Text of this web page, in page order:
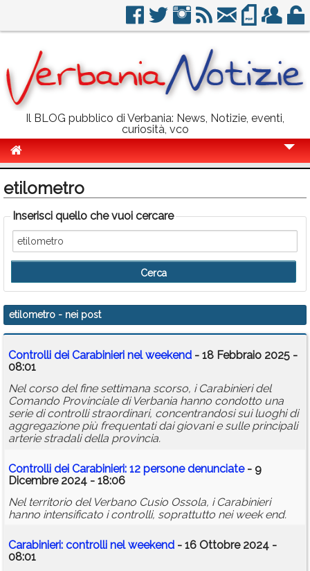
Il BLOG pubblico di Verbania: News, Notizie, eventi,
curiosità, vco
Politica
Sport
Eventi
Info Utili
Rubriche
Calendario
Annunci
etilometro
Inserisci quello che vuoi cercare
etilometro - nei post
Controlli dei Carabinieri nel weekend - 18 Febbraio 2025 -
08:01
Nel corso del fine settimana scorso, i Carabinieri del
Comando Provinciale di Verbania hanno condotto una
serie di controlli straordinari, concentrandosi sui luoghi di
aggregazione più frequentati dai giovani e sulle principali
arterie stradali della provincia.
Controlli dei Carabinieri: 12 persone denunciate- 9
Dicembre 2024 - 18:06
Nel territorio del Verbano Cusio Ossola, i Carabinieri
hanno intensificato i controlli, soprattutto nei week end.
Carabinieri: controlli nel weekend - 16 Ottobre 2024 -
08:01